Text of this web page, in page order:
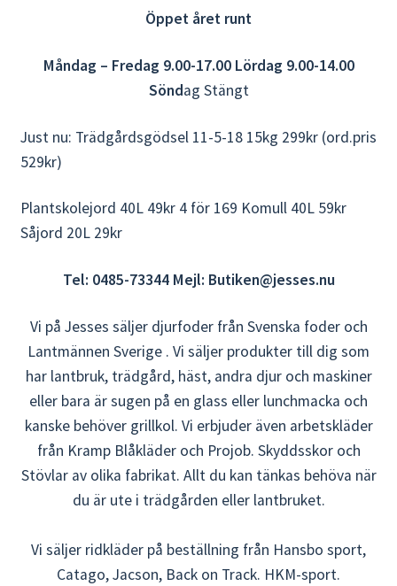
Öppet året runt
Måndag – Fredag 9.00-17.00 Lördag 9.00-14.00
Söndag Stängt
Just nu: Trädgårdsgödsel 11-5-18 15kg 299kr (ord.pris
529kr)
Plantskolejord 40L 49kr 4 för 169 Komull 40L 59kr
Såjord 20L 29kr
Tel: 0485-73344 Mejl: Butiken@jesses.nu
Vi på Jesses säljer djurfoder från Svenska foder och
Lantmännen Sverige . Vi säljer produkter till dig som
har lantbruk, trädgård, häst, andra djur och maskiner
eller bara är sugen på en glass eller lunchmacka och
kanske behöver grillkol. Vi erbjuder även arbetskläder
från Kramp Blåkläder och Projob. Skyddsskor och
Stövlar av olika fabrikat. Allt du kan tänkas behöva när
du är ute i trädgården eller lantbruket.
Vi säljer ridkläder på beställning från Hansbo sport,
Catago, Jacson, Back on Track. HKM-sport.